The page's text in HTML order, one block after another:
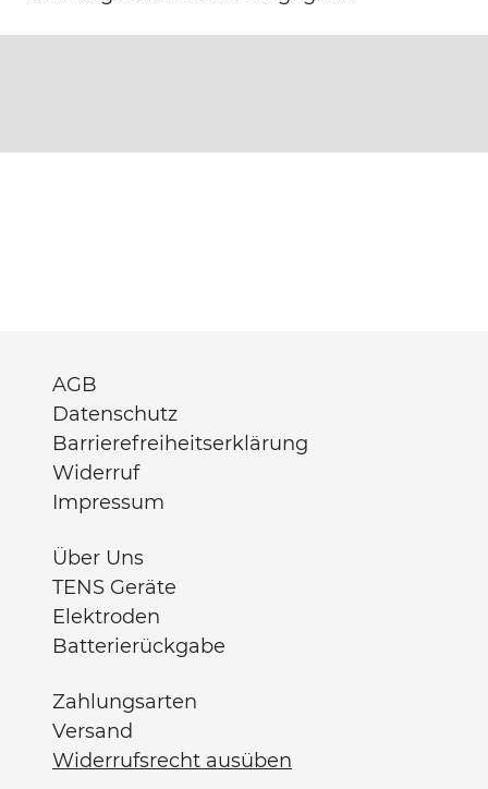
AGB
Datenschutz
Barrierefreiheitserklärung
Widerruf
Impressum
Über Uns
TENS Geräte
Elektroden
Batterierückgabe
Zahlungsarten
Versand
Widerrufsrecht ausüben